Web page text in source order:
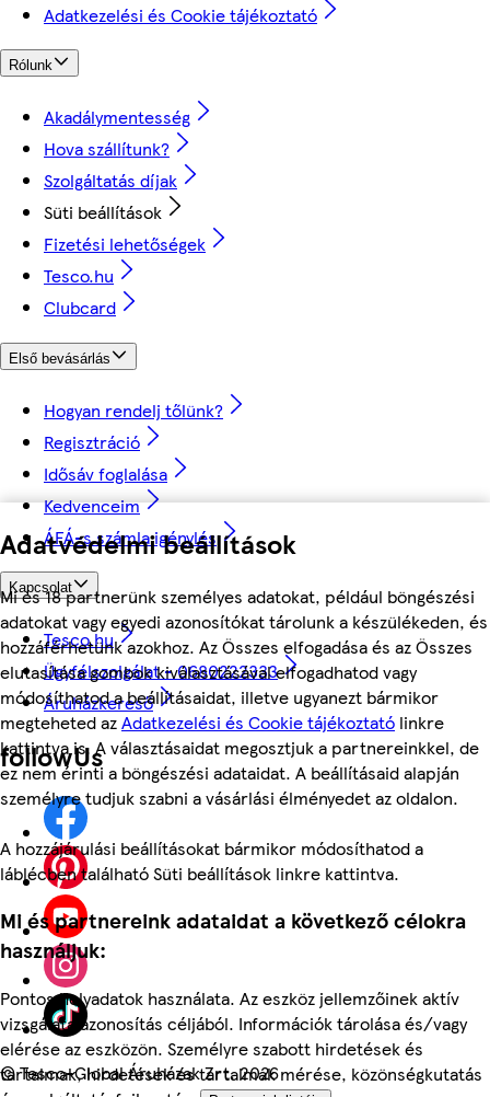
Adatvédelmi beállítások
Mi és 18 partnerünk személyes adatokat, például böngészési
adatokat vagy egyedi azonosítókat tárolunk a készülékeden, és
hozzáférhetünk azokhoz. Az Összes elfogadása és az Összes
elutasítása gombok kiválasztásával elfogadhatod vagy
módosíthatod a beállításaidat, illetve ugyanezt bármikor
megteheted azAdatkezelési és Cookie tájékoztató linkre
kattintva is. A választásaidat megosztjuk a partnereinkkel, de
ez nem érinti a böngészési adataidat. A beállításaid alapján
személyre tudjuk szabni a vásárlási élményedet az oldalon.
A hozzájárulási beállításokat bármikor módosíthatod a
láblécben található Süti beállítások linkre kattintva.
Mi és partnereink adataidat a következő célokra
használjuk:
Pontos helyadatok használata. Az eszköz jellemzőinek aktív
vizsgálata azonosítás céljából. Információk tárolása és/vagy
elérése az eszközön. Személyre szabott hirdetések és
tartalmak, hirdetések és tartalmak mérése, közönségkutatás
Adatkezelési és Cookie tájékoztató
Rólunk
Akadálymentesség
Hova szállítunk?
Szolgáltatás díjak
Süti beállítások
Fizetési lehetőségek
Tesco.hu
Clubcard
Első bevásárlás
Hogyan rendelj tőlünk?
Regisztráció
Idősáv foglalása
Kedvenceim
ÁFÁ-s számla igénylés
Kapcsolat
Tesco.hu
Ügyfélszolgálat - 0680222333
Áruházkereső
followUs
©Tesco-Global Áruházak Zrt. 2026